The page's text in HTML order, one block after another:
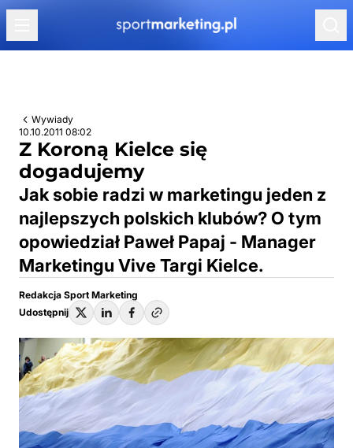
Przejdź do treści
Wywiady
10.10.2011 08:02
Z Koroną Kielce się
dogadujemy
Jak sobie radzi w marketingu jeden z
najlepszych polskich klubów? O tym
opowiedział Paweł Papaj - Manager
Marketingu Vive Targi Kielce.
Redakcja Sport Marketing
Udostępnij